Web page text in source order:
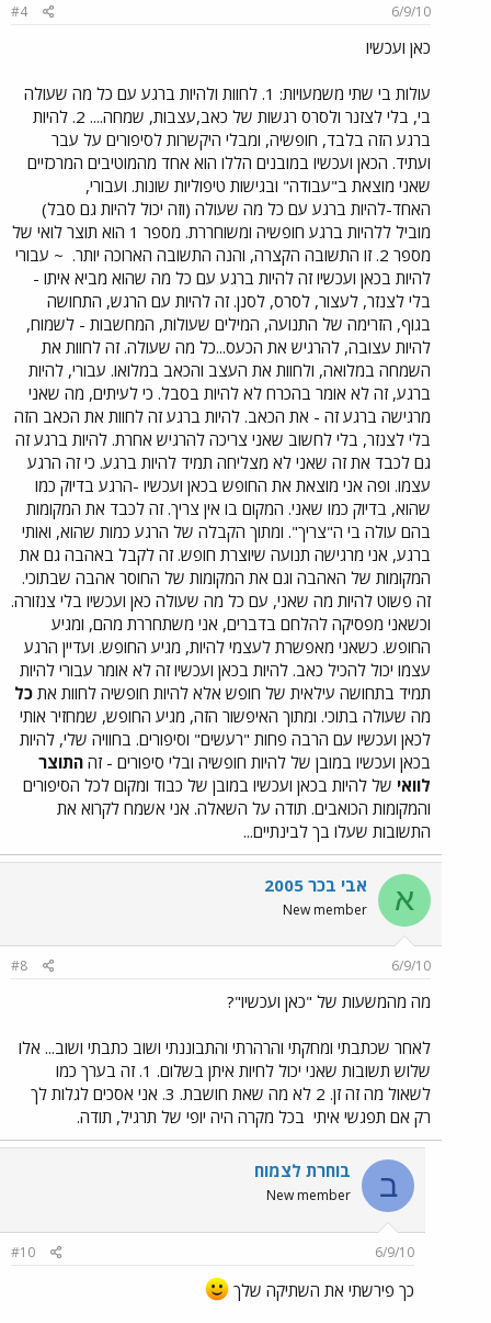
6/9/10
#4
כאן ועכשיו
עולות בי שתי משמעויות: 1. לחוות ולהיות ברגע עם כל מה שעולה
בי, בלי לצזנר ולסרס רגשות של כאב,עצבות, שמחה.... 2. להיות
ברגע הזה בלבד, חופשיה, ומבלי היקשרות לסיפורים על עבר
ועתיד. הכאן ועכשיו במובנים הללו הוא אחד מהמוטיבים המרכזיים
שאני מוצאת ב"עבודה" ובגישות טיפוליות שונות. ועבורי,
האחד-להיות ברגע עם כל מה שעולה (וזה יכול להיות גם סבל)
מוביל ללהיות ברגע חופשיה ומשוחררת. מספר 1 הוא תוצר לואי של
מספר 2. זו התשובה הקצרה, והנה התשובה הארוכה יותר.
~ עבורי
להיות בכאן ועכשיו זה להיות ברגע עם כל מה שהוא מביא איתו -
בלי לצנזר, לעצור, לסרס, לסנן. זה להיות עם הרגש, התחושה
בגוף, הזרימה של התנועה, המילים שעולות, המחשבות - לשמוח,
להיות עצובה, להרגיש את הכעס...כל מה שעולה. זה לחוות את
השמחה במלואה, ולחוות את העצב והכאב במלואו. עבורי, להיות
ברגע, זה לא אומר בהכרח לא להיות בסבל. כי לעיתים, מה שאני
מרגישה ברגע זה - את הכאב. להיות ברגע זה לחוות את הכאב הזה
בלי לצנזר, בלי לחשוב שאני צריכה להרגיש אחרת. להיות ברגע זה
גם לכבד את זה שאני לא מצליחה תמיד להיות ברגע. כי זה הרגע
עצמו. ופה אני מוצאת את החופש בכאן ועכשיו -הרגע בדיוק כמו
שהוא, בדיוק כמו שאני. המקום בו אין צריך. זה לכבד את המקומות
בהם עולה בי ה"צריך". ומתוך הקבלה של הרגע כמות שהוא, ואותי
ברגע, אני מרגישה תנועה שיוצרת חופש. זה לקבל באהבה גם את
המקומות של האהבה וגם את המקומות של החוסר אהבה שבתוכי.
זה פשוט להיות מה שאני, עם כל מה שעולה כאן ועכשיו בלי צנזורה.
וכשאני מפסיקה להלחם בדברים, אני משתחררת מהם, ומגיע
החופש. כשאני מאפשרת לעצמי להיות, מגיע החופש. ועדיין הרגע
עצמו יכול להכיל כאב. להיות בכאן ועכשיו זה לא אומר עבורי להיות
תמיד בתחושה עילאית של חופש אלא להיות חופשיה לחוות את כל
מה שעולה בתוכי. ומתוך האיפשור הזה, מגיע החופש, שמחזיר אותי
לכאן ועכשיו עם הרבה פחות "רעשים" וסיפורים. בחוויה שלי, להיות
בכאן ועכשיו במובן של להיות חופשיה ובלי סיפורים - זה התוצר
לוואי של להיות בכאן ועכשיו במובן של כבוד ומקום לכל הסיפורים
והמקומות הכואבים. תודה על השאלה. אני אשמח לקרוא את
התשובות שעלו בך לבינתיים...
א אבי בכר 2005
New member
6/9/10
#8
מה מהמשעות של "כאן ועכשיו"?
לאחר שכתבתי ומחקתי והרהרתי והתבוננתי ושוב כתבתי ושוב... אלו
שלוש תשובות שאני יכול לחיות איתן בשלום. 1. זה בערך כמו
לשאול מה זה זן. 2 לא מה שאת חושבת. 3. אני אסכים לגלות לך
רק אם תפגשי איתי בכל מקרה היה יופי של תרגיל, תודה.
ב בוחרת לצמוח
New member
6/9/10
#10
כך פירשתי את השתיקה שלך